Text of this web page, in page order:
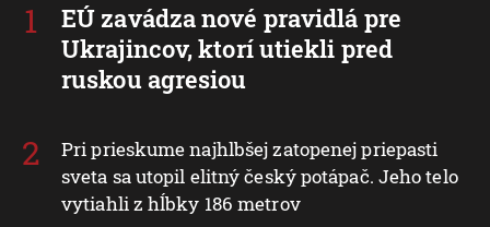
EÚ zavádza nové pravidlá pre
Ukrajincov, ktorí utiekli pred
ruskou agresiou
Pri prieskume najhlbšej zatopenej priepasti
sveta sa utopil elitný český potápač. Jeho telo
vytiahli z hĺbky 186 metrov